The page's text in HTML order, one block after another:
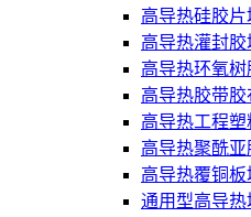
高导热硅胶片
高导热灌封胶
高导热环氧树
高导热胶带胶
高导热工程塑
高导热聚酰亚
高导热覆铜板
通用型高导热